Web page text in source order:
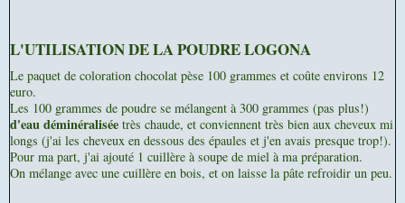
L'UTILISATION DE LA POUDRE LOGONA
Le paquet de coloration chocolat pèse 100 grammes et coûte environs 12
euro.
Les 100 grammes de poudre se mélangent à 300 grammes (pas plus!)
d'eau déminéralisée très chaude, et conviennent très bien aux cheveux mi
longs (j'ai les cheveux en dessous des épaules et j'en avais presque trop!).
Pour ma part, j'ai ajouté 1 cuillère à soupe de miel à ma préparation.
On mélange avec une cuillère en bois, et on laisse la pâte refroidir un peu.